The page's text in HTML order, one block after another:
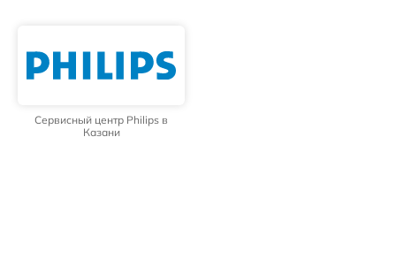
Сервисный центр Philips в
Казани